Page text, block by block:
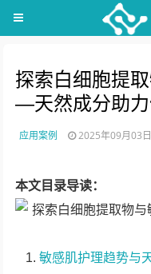
探索白细胞提
—天然成分助
应用案例 2025年09月03
本文目录导读：
敏感肌护理趋势与